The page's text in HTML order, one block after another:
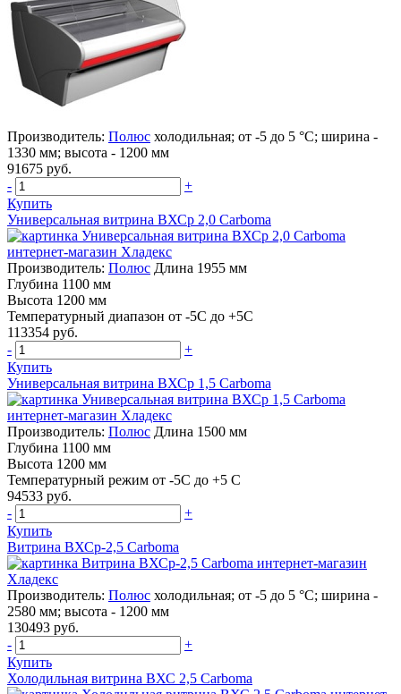
Производитель: Полюс холодильная; от -5 до 5 °C; ширина -
1330 мм; высота - 1200 мм
91675 руб.
-
+
Купить
Универсальная витрина ВХСр 2,0 Carboma
Производитель: Полюс Длина 1955 мм
Глубина 1100 мм
Высота 1200 мм
Температурный диапазон от -5С до +5С
113354 руб.
-
+
Купить
Универсальная витрина ВХСр 1,5 Carboma
Производитель: Полюс Длина 1500 мм
Глубина 1100 мм
Высота 1200 мм
Температурный режим от -5С до +5 С
94533 руб.
-
+
Купить
Витрина ВХСр-2,5 Carboma
Производитель: Полюс холодильная; от -5 до 5 °C; ширина -
2580 мм; высота - 1200 мм
130493 руб.
-
+
Купить
Холодильная витрина ВХС 2,5 Carboma